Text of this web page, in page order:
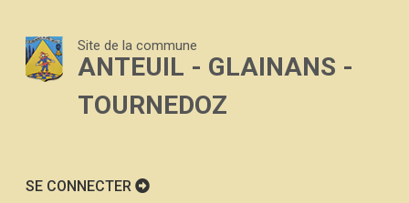
Site de la commune
ANTEUIL - GLAINANS -
TOURNEDOZ
SE CONNECTER